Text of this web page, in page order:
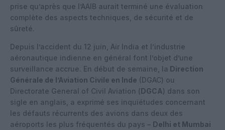
prise qu’après que l’AAIB aurait terminé une évaluation
complète des aspects techniques, de sécurité et de
sûreté.
Depuis l’accident du 12 juin, Air India et l’industrie
aéronautique indienne en général font l’objet d’une
surveillance accrue. En début de semaine, la Direction
Générale de l’Aviation Civile en Inde (DGAC) ou
Directorate General of Civil Aviation (DGCA) dans son
sigle en anglais, a exprimé ses inquiétudes concernant
les défauts récurrents des avions dans deux des
aéroports les plus fréquentés du pays – Delhi et Mumbai